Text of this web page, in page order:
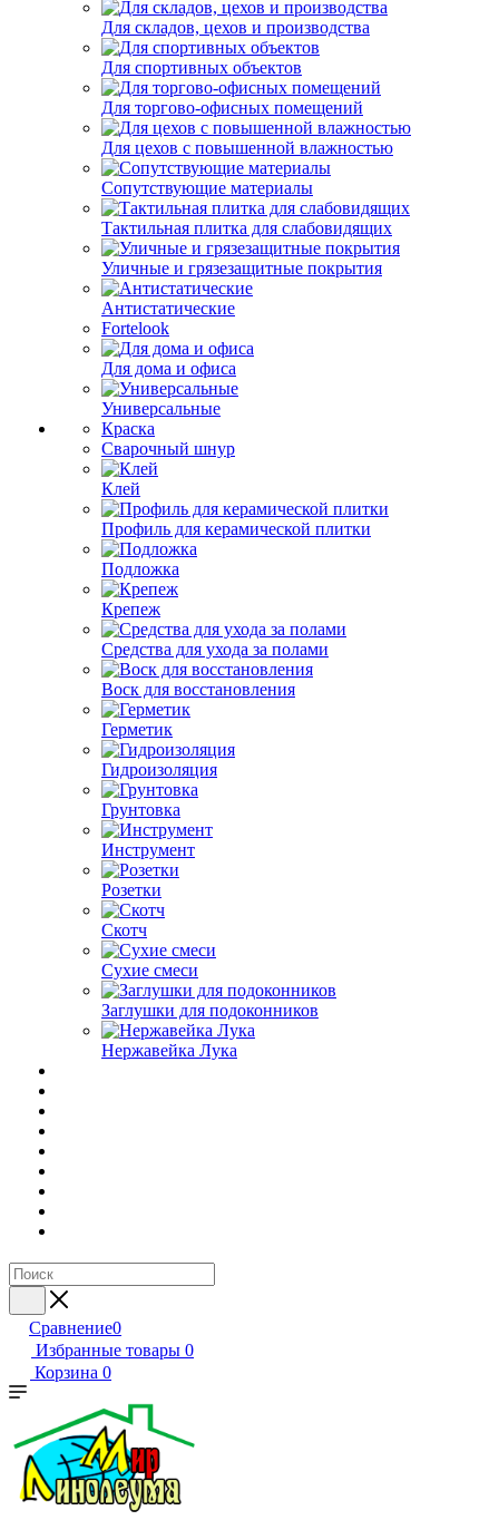
Для складов, цехов и производства
Для спортивных объектов
Для торгово-офисных помещений
Для цехов с повышенной влажностью
Сопутствующие материалы
Тактильная плитка для слабовидящих
Уличные и грязезащитные покрытия
Антистатические
Fortelook
Для дома и офиса
Универсальные
Краска
Сварочный шнур
Клей
Профиль для керамической плитки
Подложка
Крепеж
Средства для ухода за полами
Воск для восстановления
Герметик
Гидроизоляция
Грунтовка
Инструмент
Розетки
Скотч
Сухие смеси
Заглушки для подоконников
Нержавейка Лука
Сравнение0
Избранные товары 0
Корзина 0